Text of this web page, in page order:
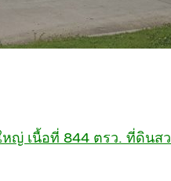
ญ่ เนื้อที่ 844 ตรว. ที่ดินส